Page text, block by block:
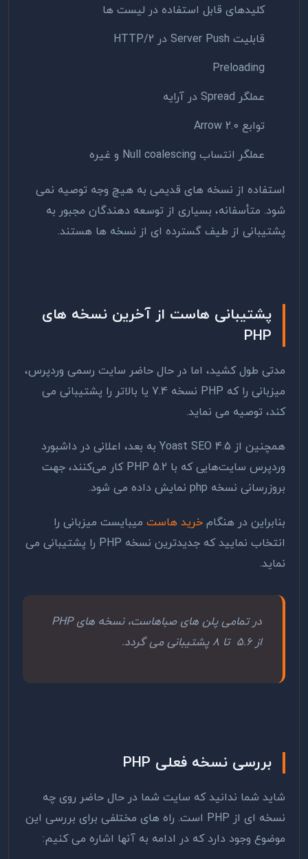
کلیدهای قابل استفاده در لیست ها
قابلیت Server Push در HTTP/2
Preloading
عملگر Spread در آرایه
توابع Arrow 2.0
عملگر انتساب Null coalescing و غیره
استفاده از نسخه های قدیمی به هیچ وجه توصیه نمی
شود. متأسفانه، بسیاری از توسعه دهندگان مجبور به
پشتیبانی از طیف گسترده ای از نسخه ها هستند.
پشتیبانی هاست از آخرین نسخه های
PHP
مدتی طول کشید، اما در حال حاضر سایت رسمی وردپرس،
میزبانی را که PHP نسخه 7.4 یا بالاتر را پشتیبانی می
کند، توصیه می نماید.
همچنین از Yoast SEO 4.5 به بعد، اعلانی در داشبورد
وردپرس سایت‌هایی که با PHP 5.2 کار می‌کنند، جهت
بروزرسانی نسخه php نمایش داده می شود.
بنابراین در هنگام خرید هاست میبایست میزبانی را
انتخاب نمایید که جدیدترین نسخه PHP را پشتیبانی می
نماید.
در تمامی پلن های صباهاست، نسخه های PHP
از 5.6 تا 8 پشتیبانی می گردد.
بررسی نسخه فعلی PHP
شاید شما ندانید که سایت شما در حال حاضر روی چه
نسخه ای از PHP است. راه های مختلفی برای بررسی این
موضوع وجود دارد که در ادامه به آنها اشاره می کنیم: